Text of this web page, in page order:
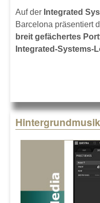
Auf der Integrated
Barcelona präsentiert
breit gefächertes
Integrated-Systems-